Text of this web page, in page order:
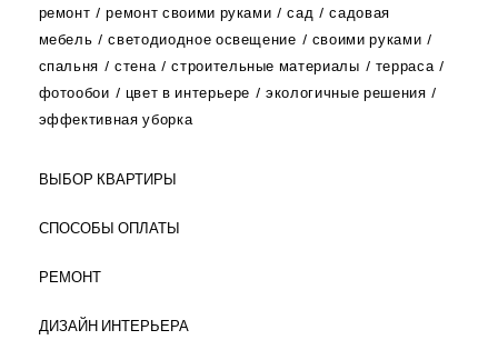
ремонт
ремонт своими руками сад
садовая
мебель
светодиодное освещение
своими руками
спальня
стена строительные материалы
терраса
фотообои
цвет в интерьере
экологичные решения
эффективная уборка
ВЫБОР КВАРТИРЫ
СПОСОБЫ ОПЛАТЫ
РЕМОНТ
ДИЗАЙН ИНТЕРЬЕРА